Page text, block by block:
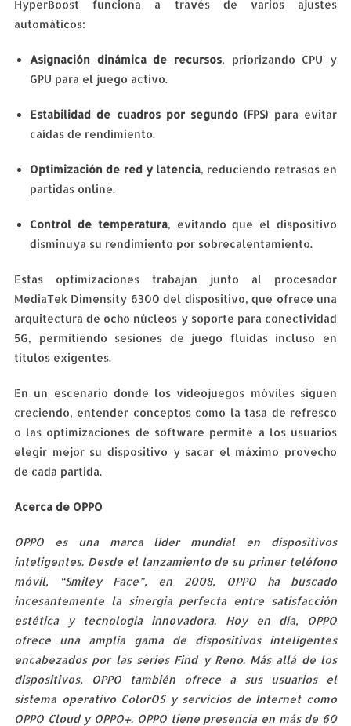
HyperBoost funciona a través de varios ajustes
automáticos:
Asignación dinámica de recursos, priorizando CPU y
GPU para el juego activo.
Estabilidad de cuadros por segundo (FPS) para evitar
caídas de rendimiento.
Optimización de red y latencia, reduciendo retrasos en
partidas online.
Control de temperatura, evitando que el dispositivo
disminuya su rendimiento por sobrecalentamiento.
Estas optimizaciones trabajan junto al procesador
MediaTek Dimensity 6300 del dispositivo, que ofrece una
arquitectura de ocho núcleos y soporte para conectividad
5G, permitiendo sesiones de juego fluidas incluso en
títulos exigentes.
En un escenario donde los videojuegos móviles siguen
creciendo, entender conceptos como la tasa de refresco
o las optimizaciones de software permite a los usuarios
elegir mejor su dispositivo y sacar el máximo provecho
de cada partida.
Acerca de OPPO
OPPO es una marca líder mundial en dispositivos
inteligentes. Desde el lanzamiento de su primer teléfono
móvil, “Smiley Face”, en 2008, OPPO ha buscado
incesantemente la sinergia perfecta entre satisfacción
estética y tecnología innovadora. Hoy en día, OPPO
ofrece una amplia gama de dispositivos inteligentes
encabezados por las series Find y Reno. Más allá de los
dispositivos, OPPO también ofrece a sus usuarios el
sistema operativo ColorOS y servicios de Internet como
OPPO Cloud y OPPO+. OPPO tiene presencia en más de 60